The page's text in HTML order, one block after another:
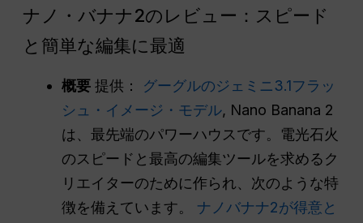
ナノ・バナナ2のレビュー：スピード
と簡単な編集に最適
概要 提供： グーグルのジェミニ3.1フラッ
シュ・イメージ・モデル, Nano Banana 2
は、最先端のパワーハウスです。電光石火
のスピードと最高の編集ツールを求めるク
リエイターのために作られ、次のような特
徴を備えています。 ナノバナナ2が得意と